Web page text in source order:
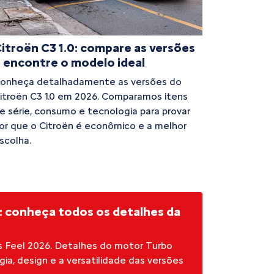
C3 1.0: compare as versões
encontre o modelo ideal
detalhadamente as versões do
C3 1.0 em 2026. Comparamos itens
série, consumo e tecnologia para provar
que o Citroën é econômico e a melhor
todos os detalhes da
Feel 2026. Detalhes do motor Turbo
design e a versatilidade das versões